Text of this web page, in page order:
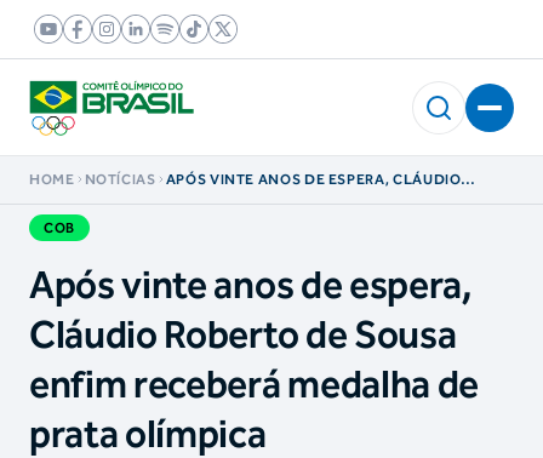
HOME NOTÍCIAS
APÓS VINTE ANOS DE ESPERA, CLÁUDIO
COB
Após vinte anos de espera,
Cláudio Roberto de Sousa
enfim receberá medalha de
prata olímpica